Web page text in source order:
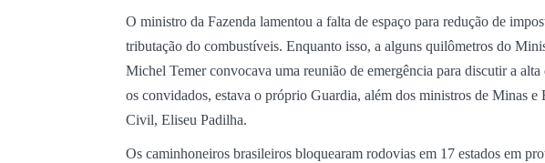
O ministro da Fazenda lamentou a falta de espaço para redução de
tributação do combustíveis. Enquanto isso, a alguns quilômetros do
Michel Temer convocava uma reunião de emergência para discutir a
os convidados, estava o próprio Guardia, além dos ministros de Minas e
Civil, Eliseu Padilha.
Os caminhoneiros brasileiros bloquearam rodovias em 17 estados em